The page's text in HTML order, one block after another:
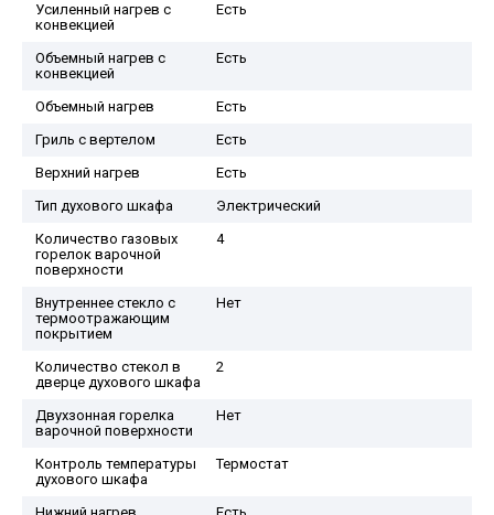
Усиленный нагрев с
конвекцией
Есть
Объемный нагрев с
конвекцией
Есть
Объемный нагрев
Есть
Гриль с вертелом
Есть
Верхний нагрев
Есть
Тип духового шкафа
Электрический
Количество газовых
горелок варочной
поверхности
4
Внутреннее стекло с
термоотражающим
покрытием
Нет
Количество стекол в
дверце духового шкафа
2
Двухзонная горелка
варочной поверхности
Нет
Контроль температуры
духового шкафа
Термостат